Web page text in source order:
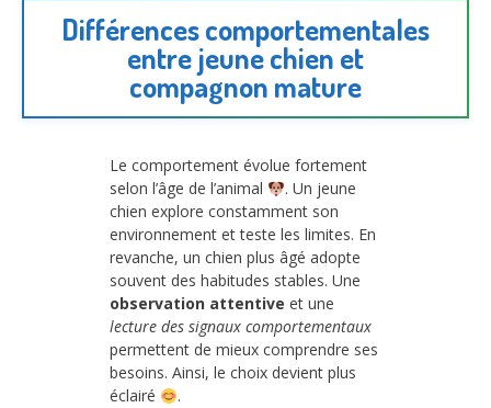
Différences comportementales
entre jeune chien et
compagnon mature
Le comportement évolue fortement
selon l’âge de l’animal
. Un jeune
chien explore constamment son
environnement et teste les limites. En
revanche, un chien plus âgé adopte
souvent des habitudes stables. Une
observation attentive et une
lecture des signaux comportementaux
permettent de mieux comprendre ses
besoins. Ainsi, le choix devient plus
éclairé
.